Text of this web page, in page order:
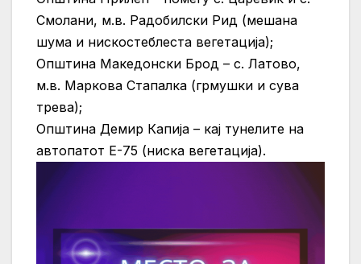
Смолани, м.в. Радобилски Рид (мешана
шума и нискостеблеста вегетација);
Општина Македонски Брод – с. Латово,
м.в. Маркова Стапалка (грмушки и сува
трева);
Општина Демир Капија – кај тунелите на
автопатот Е-75 (ниска вегетација).